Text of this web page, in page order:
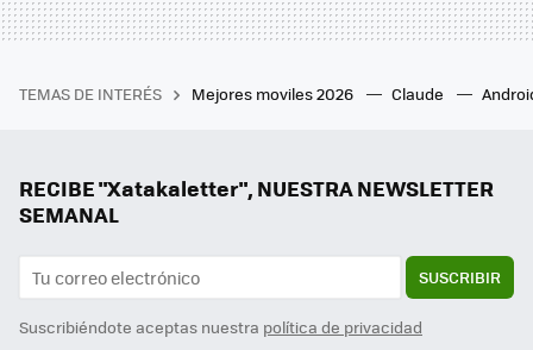
TEMAS DE INTERÉS Mejores moviles 2026 Claude
RECIBE "Xatakaletter", NUESTRA NEWSLETTER
SEMANAL
SUSCRIBIR
Suscribiéndote aceptas nuestra política de privacidad